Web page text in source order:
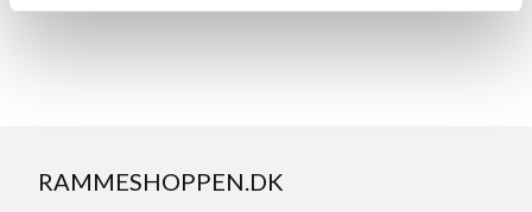
RAMMESHOPPEN.DK